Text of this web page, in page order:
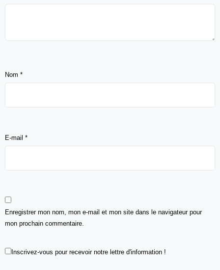
Nom *
E-mail *
Enregistrer mon nom, mon e-mail et mon site dans le navigateur pour
mon prochain commentaire.
Inscrivez-vous pour recevoir notre lettre d'information !